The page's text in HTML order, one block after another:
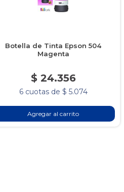
Botella de Tinta Epson 504
Magenta
$ 24.356
6 cuotas de $ 5.074
Agregar al carrito